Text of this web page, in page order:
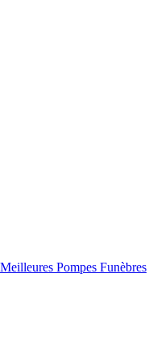
Pompes Funèbres